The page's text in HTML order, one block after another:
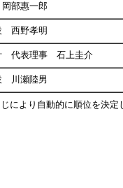
部惠一郎
西野孝明
代表理事 石上圭介
川瀬陸男
により自動的に順位を決定